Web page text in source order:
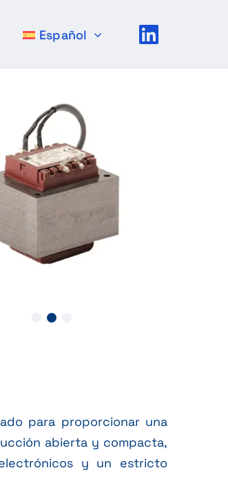
Español
para proporcionar una
abierta y compacta,
y un estricto